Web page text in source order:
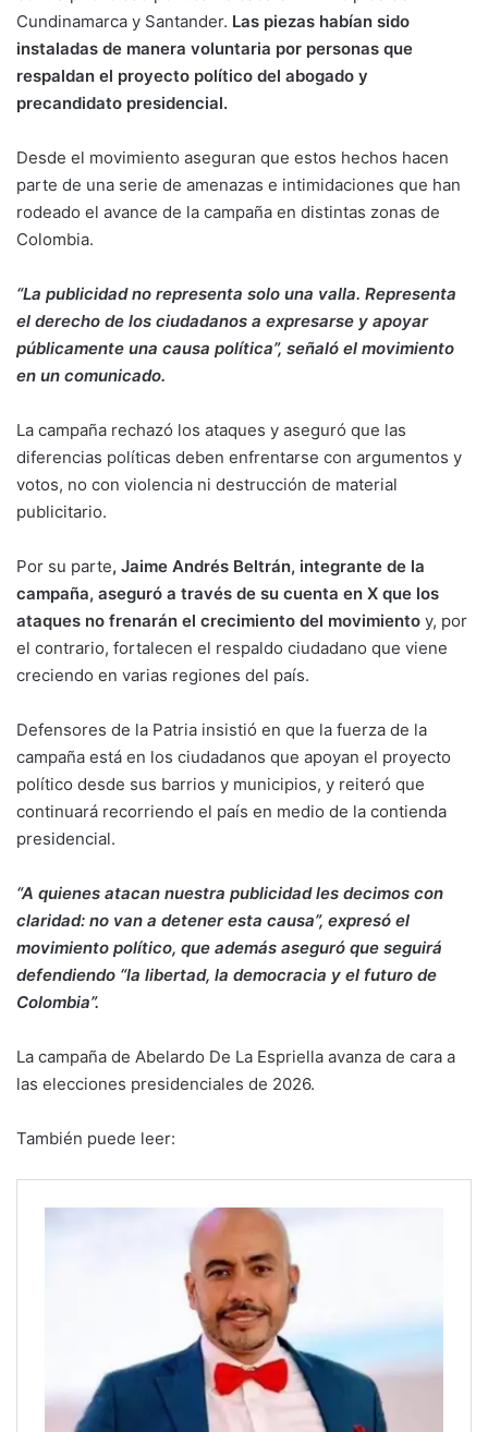
Cundinamarca y Santander. Las piezas habían sido
instaladas de manera voluntaria por personas que
respaldan el proyecto político del abogado y
precandidato presidencial.
Desde el movimiento aseguran que estos hechos hacen
parte de una serie de amenazas e intimidaciones que han
rodeado el avance de la campaña en distintas zonas de
Colombia.
“La publicidad no representa solo una valla. Representa
el derecho de los ciudadanos a expresarse y apoyar
públicamente una causa política”, señaló el movimiento
en un comunicado.
La campaña rechazó los ataques y aseguró que las
diferencias políticas deben enfrentarse con argumentos y
votos, no con violencia ni destrucción de material
publicitario.
Por su parte, Jaime Andrés Beltrán, integrante de la
campaña, aseguró a través de su cuenta en X que los
ataques no frenarán el crecimiento del movimiento y, por
el contrario, fortalecen el respaldo ciudadano que viene
creciendo en varias regiones del país.
Defensores de la Patria insistió en que la fuerza de la
campaña está en los ciudadanos que apoyan el proyecto
político desde sus barrios y municipios, y reiteró que
continuará recorriendo el país en medio de la contienda
presidencial.
“A quienes atacan nuestra publicidad les decimos con
claridad: no van a detener esta causa”, expresó el
movimiento político, que además aseguró que seguirá
defendiendo “la libertad, la democracia y el futuro de
Colombia”.
La campaña de Abelardo De La Espriella avanza de cara a
las elecciones presidenciales de 2026.
También puede leer: